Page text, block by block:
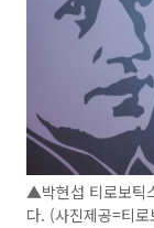
▲박현섭 티로보틱
다. (사진제공=티로